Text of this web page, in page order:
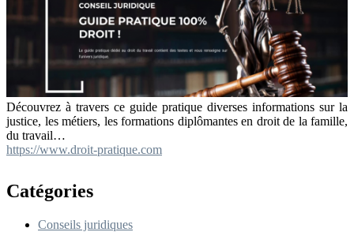
Découvrez à travers ce guide pratique diverses informations sur la
justice, les métiers, les formations diplômantes en droit de la famille,
du travail…
https://www.droit-pratique.com
Catégories
Conseils juridiques